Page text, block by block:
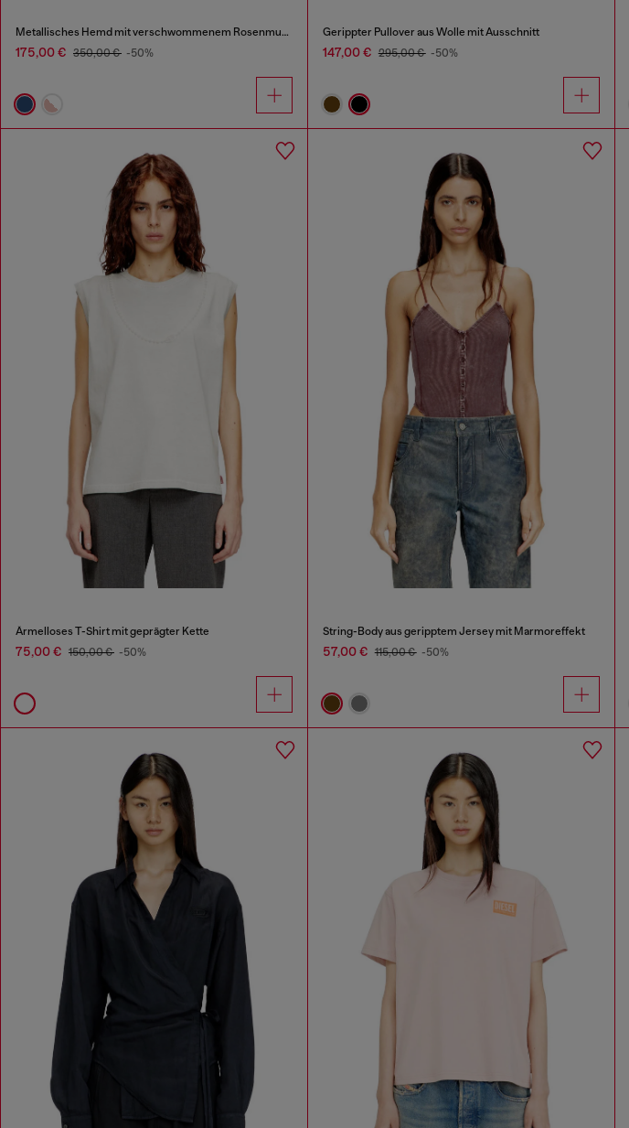
Metallisches Hemd mit verschwommenem Rosenmuster
175,00 € 350,00 € -50%
Gerippter Pullover aus Wolle mit Ausschnitt
147,00 € 295,00 € -50%
Ärmelloses T-Shirt mit geprägter Kette
75,00 € 150,00 € -50%
String-Body aus geripptem Jersey mit Marmoreffekt
57,00 € 115,00 € -50%